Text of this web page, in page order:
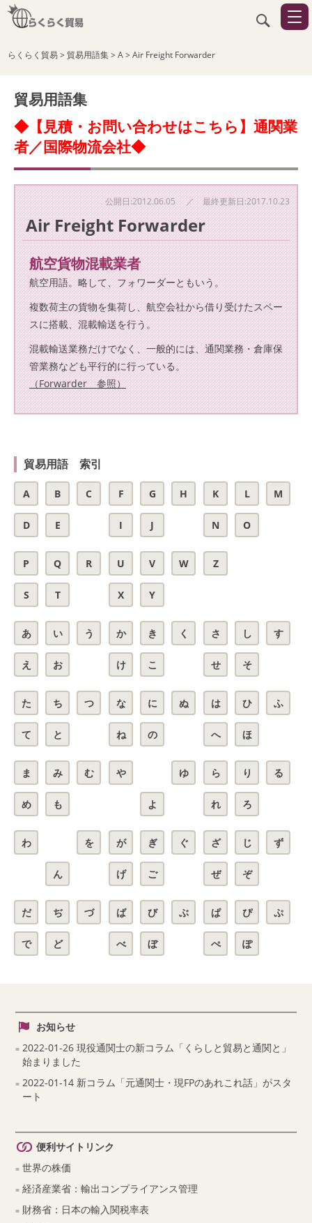
らくらく貿易> 貿易用語集>A>Air Freight Forwarder
貿易用語集
◆【見積・お問い合わせはこちら】通関業
者／国際物流会社◆
公開日:2012.06.05 ／ 最終更新日:2017.10.23
Air Freight Forwarder
航空貨物混載業者
航空用語。略して、フォワーダーともいう。
複数荷主の貨物を集荷し、航空会社から借り受けたスペー
スに搭載、混載輸送を行う。
混載輸送業務だけでなく、一般的には、通関業務・倉庫保
管業務なども平行的に行っている。
（Forwarder 参照）
貿易用語 索引
A B C
D E
F G H
I J
K L M
N O
P Q R
S T
U V W
X Y
Z
あ い う
え お
か き く
け こ
さ し す
せ そ
た ち つ
て と
な に ぬ
ね の
は ひ ふ
へ ほ
ま み む
め も
や ゆ
よ
ら り る
れ ろ
わ を
ん
が ぎ ぐ
げ ご
ざ じ ず
ぜ ぞ
だ ぢ づ
で ど
ば び ぶ
べ ぼ
ぱ ぴ ぷ
ぺ ぽ
お知らせ
2022-01-26 現役通関士の新コラム「くらしと貿易と通関と」
始まりました
2022-01-14 新コラム「元通関士・現FPのあれこれ話」がスタ
ート
便利サイトリンク
世界の株価
経済産業省：輸出コンプライアンス管理
財務省：日本の輸入関税率表